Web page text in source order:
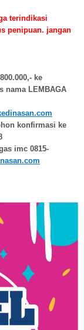
terindikasi
penipuan. jangan
ke
nama LEMBAGA
konfirmasi ke
imc 0815-